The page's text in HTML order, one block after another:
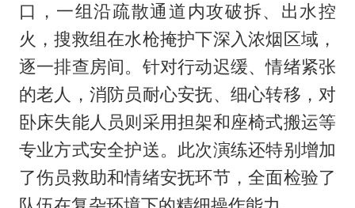
口，一组沿疏散通道内攻破拆、出水控
火，搜救组在水枪掩护下深入浓烟区域，
逐一排查房间。针对行动迟缓、情绪紧张
的老人，消防员耐心安抚、细心转移，对
卧床失能人员则采用担架和座椅式搬运等
专业方式安全护送。此次演练还特别增加
了伤员救助和情绪安抚环节，全面检验了